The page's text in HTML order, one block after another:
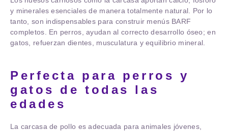
y minerales esenciales de manera totalmente natural. Por lo
tanto, son indispensables para construir menús BARF
completos. En perros, ayudan al correcto desarrollo óseo; en
gatos, refuerzan dientes, musculatura y equilibrio mineral.
Perfecta para perros y
gatos de todas las
edades
La carcasa de pollo es adecuada para animales jóvenes,